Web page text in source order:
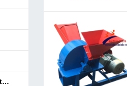
Máy trộn nguyên liệu thức ăn chăn nuôi